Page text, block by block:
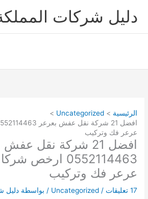
دليل شركات
الرئيسية
Uncategorized
عرعر فك وتركيب
افضل 21 شركة نقل
0552114463 ارخص
عرعر فك وتركيب
17 تعليقات /
Uncategorized / بواسطة دليل